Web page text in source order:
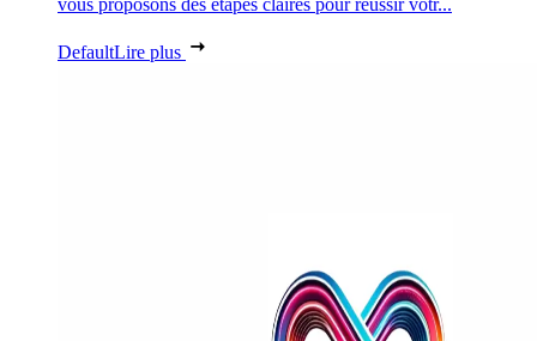
vous proposons des étapes claires pour réussir votr...
DefaultLire plus